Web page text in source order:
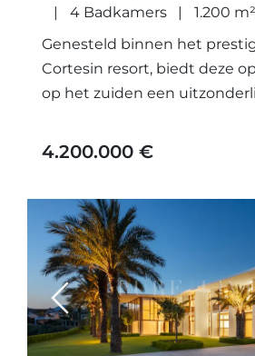
4 Badkamers
1.200
Genesteld binnen het
Cortesin resort, biedt deze
op het zuiden een
te omarmen. Een
4.200.000 €
Previous